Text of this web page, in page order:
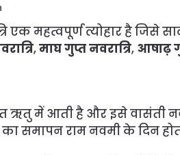
एक महत्वपूर्ण त्योहार है जिसे
,माघ गुप्त नवरात्रि, आषाढ़
ऋतु में आती है और इसे वासंती
का समापन राम नवमी के दिन